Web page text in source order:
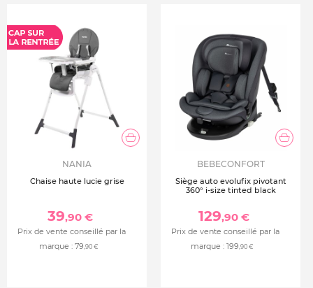
NANIA
Chaise haute lucie grise
39,90 €
Prix de vente conseillé par la
marque : 79,90 €
BEBECONFORT
Siège auto evolufix pivotant
360° i-size tinted black
129,90 €
Prix de vente conseillé par la
marque : 199,90 €